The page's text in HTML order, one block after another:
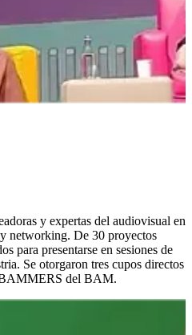
y expertas del audiovisual en
networking. De 30 proyectos
para presentarse en sesiones de
Se otorgaron tres cupos directos
BAMMERS del BAM.